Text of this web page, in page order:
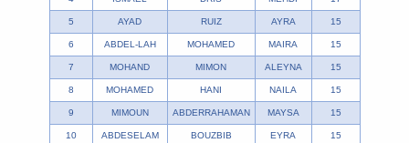
5 AYAD RUIZ AYRA 15
6 ABDEL-LAH MOHAMED MAIRA 15
7 MOHAND MIMON ALEYNA 15
8 MOHAMED HANI NAILA 15
9 MIMOUN ABDERRAHAMAN MAYSA 15
10 ABDESELAM BOUZBIB EYRA 15